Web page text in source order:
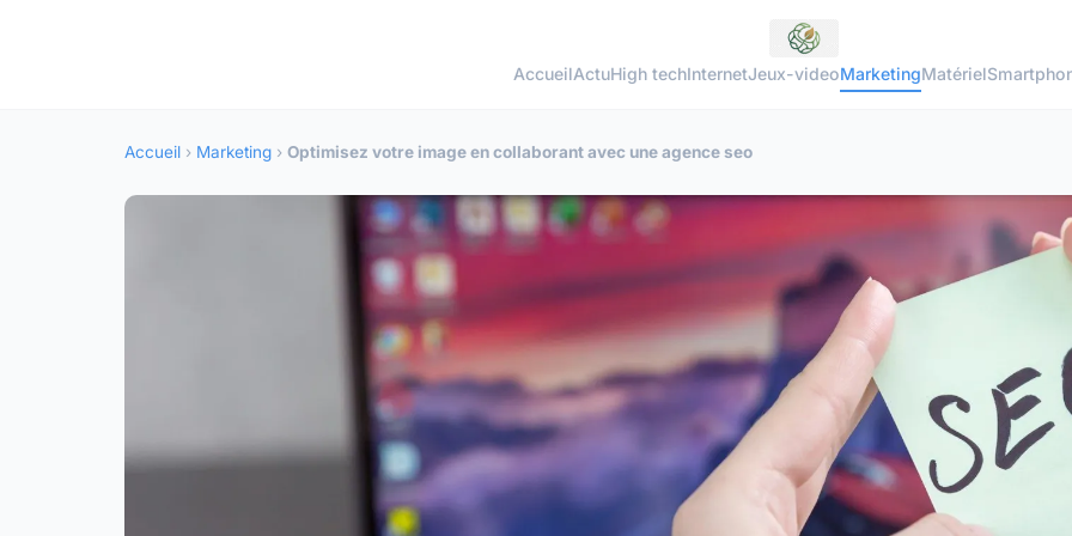
AccueilActuHigh techInternetJeux-videoMarketingMatériel
Accueil › Marketing › Optimisez votre image en collaborant avec une agence seo